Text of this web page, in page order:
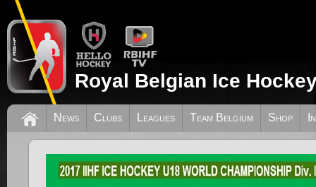
Royal Belgian Ice
News Clubs Leagues Team Belgium Shop